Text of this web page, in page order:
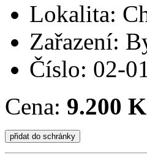
Lokalita:
Zařazení:
Číslo: 02-
Cena: 9.200